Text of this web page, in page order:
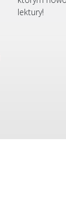
lektury!